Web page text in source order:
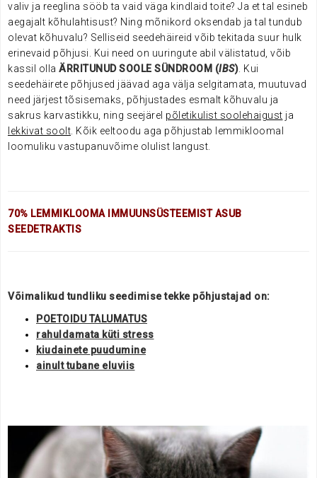
valiv ja reeglina sööb ta vaid väga kindlaid toite? Ja et tal esineb
aegajalt kõhulahtisust? Ning mõnikord oksendab ja tal tundub
olevat kõhuvalu? Selliseid seedehäireid võib tekitada suur hulk
erinevaid põhjusi. Kui need on uuringute abil välistatud, võib
kassil olla ÄRRITUNUD SOOLE SÜNDROOM (IBS) . Kui
seedehäirete põhjused jäävad aga välja selgitamata, muutuvad
need järjest tõsisemaks, põhjustades esmalt kõhuvalu ja
sakrus karvastikku, ning seejärel põletikulist soolehaigust ja
lekkivat soolt . Kõik eeltoodu aga põhjustab lemmikloomal
loomuliku vastupanuvõime olulist langust.
70% LEMMIKLOOMA IMMUUNSÜSTEEMIST ASUB
SEEDETRAKTIS
Võimalikud tundliku seedimise tekke põhjustajad on:
POETOIDU TALUMATUS
rahuldamata küti stress
kiudainete puudumine
ainult tubane eluviis